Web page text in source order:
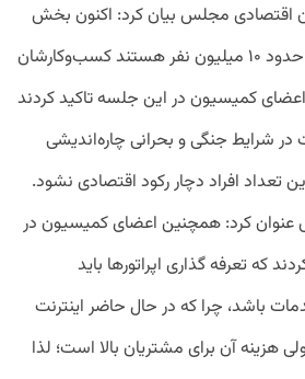
مجلس بیان کرد: اکنون بخش
زیادی از جامعه که حدود ۱۰ میلیون نفر هستند کسب‌وکارشان
اعضای کمیسیون در این جلسه تاکید کردند
در شرایط جنگی و بحرانی چاره‌اندیشی
تعداد افراد دچار رکود اقتصادی نشود.
عنوان کرد: همچنین اعضای کمیسیون در
که تعرفه گذاری اپراتورها باید
باشد، چرا که در حال حاضر اینترنت
هزینه آن برای مشتریان بالا است؛ لذا